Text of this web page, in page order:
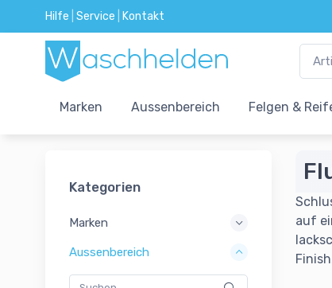
Hilfe Service Kontakt
Marken Aussenbereich Felgen &
Kategorien
Marken
Aussenbereich
auf